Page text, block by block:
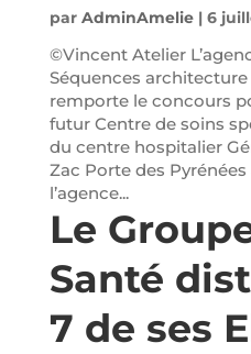
par AdminAmelie| 6
©Vincent Atelier
Séquences
remporte le concours
futur Centre de soins
du centre hospitalier
Zac Porte des
l’agence...
Le
Santé
7 de ses